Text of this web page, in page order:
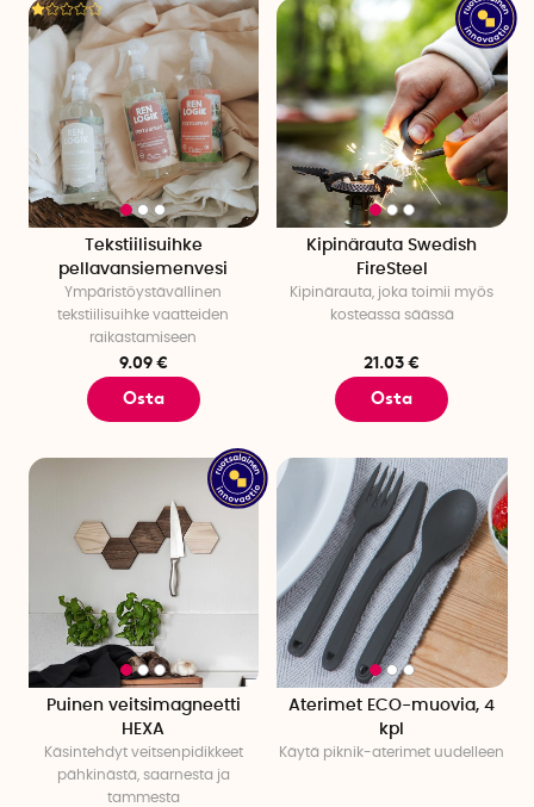
Tekstiilisuihke
pellavansiemenvesi
Ympäristöystävällinen
tekstiilisuihke vaatteiden
raikastamiseen
9.09 €
Osta
Kipinärauta Swedish
FireSteel
Kipinärauta, joka toimii myös
kosteassa säässä
21.03 €
Osta
Puinen veitsimagneetti
HEXA
Käsintehdyt veitsenpidikkeet
pähkinästä, saarnesta ja
tammesta
Aterimet ECO-muovia, 4
kpl
Käytä piknik-aterimet uudelleen